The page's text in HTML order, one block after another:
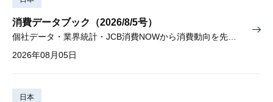
消費データブック（2026/8/5号）
2026年08月05日
日本